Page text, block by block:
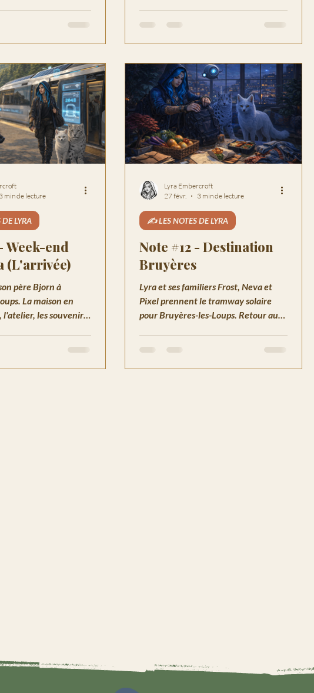
Week-end
(L'arrivée)
père Bjorn à
La maison en
les souvenirs
LYRA
3 min de lecture
Note #12 - Destination
Bruyères
Lyra et ses familiers Frost, Neva et
Pixel prennent le tramway solaire
pour Bruyères-les-Loups. Retour aux
✍️ LES NOTES DE LYRA
Lyra Embercroft
27 févr.
3 min de lecture